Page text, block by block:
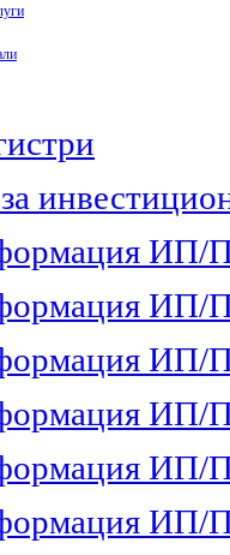
ИП/
ИП/
ИП/
ИП/
ИП/
ИП/